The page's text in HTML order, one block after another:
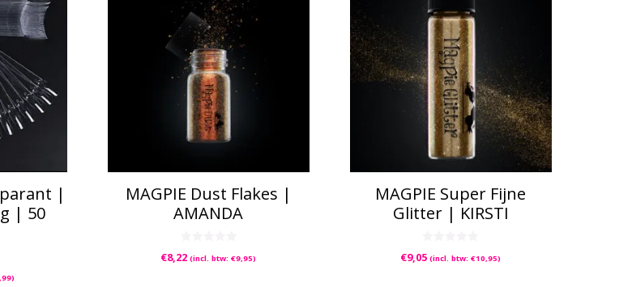
|
| 50
)
MAGPIE Dust Flakes |
AMANDA
v
€8,22 (incl. btw:€9,95)
MAGPIE Super Fijne
Glitter | KIRSTI
v
€9,05 (incl. btw:€10,95)